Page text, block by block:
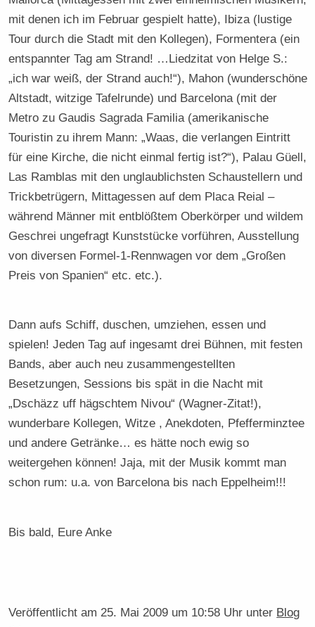
mit denen ich im Februar gespielt hatte), Ibiza (lustige
Tour durch die Stadt mit den Kollegen), Formentera (ein
entspannter Tag am Strand! …Liedzitat von Helge S.:
„ich war weiß, der Strand auch!“), Mahon (wunderschöne
Altstadt, witzige Tafelrunde) und Barcelona (mit der
Metro zu Gaudis Sagrada Familia (amerikanische
Touristin zu ihrem Mann: „Waas, die verlangen Eintritt
für eine Kirche, die nicht einmal fertig ist?“), Palau Güell,
Las Ramblas mit den unglaublichsten Schaustellern und
Trickbetrügern, Mittagessen auf dem Placa Reial –
während Männer mit entblößtem Oberkörper und wildem
Geschrei ungefragt Kunststücke vorführen, Ausstellung
von diversen Formel-1-Rennwagen vor dem „Großen
Preis von Spanien“ etc. etc.).
Dann aufs Schiff, duschen, umziehen, essen und
spielen! Jeden Tag auf ingesamt drei Bühnen, mit festen
Bands, aber auch neu zusammengestellten
Besetzungen, Sessions bis spät in die Nacht mit
„Dschäzz uff hägschtem Nivou“ (Wagner-Zitat!),
wunderbare Kollegen, Witze , Anekdoten, Pfefferminztee
und andere Getränke… es hätte noch ewig so
weitergehen können! Jaja, mit der Musik kommt man
schon rum: u.a. von Barcelona bis nach Eppelheim!!!
Bis bald, Eure Anke
Veröffentlicht am 25. Mai 2009 um 10:58 Uhr unter Blog